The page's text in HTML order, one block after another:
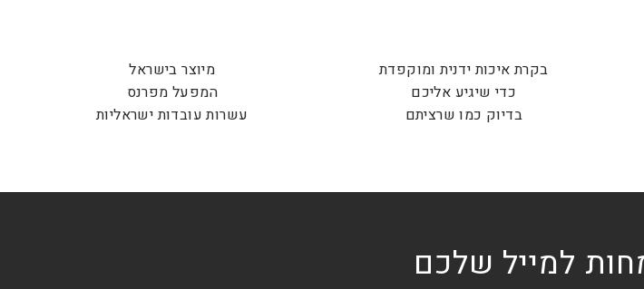
בקרת איכות ידנית ומוקפדת
כדי שיגיע אליכם
בדיוק כמו שרציתם
מיוצר בישראל
המפעל מפרנס
עשרות עובדות ישראליות
למייל שלכם